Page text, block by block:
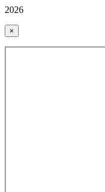
2026
×